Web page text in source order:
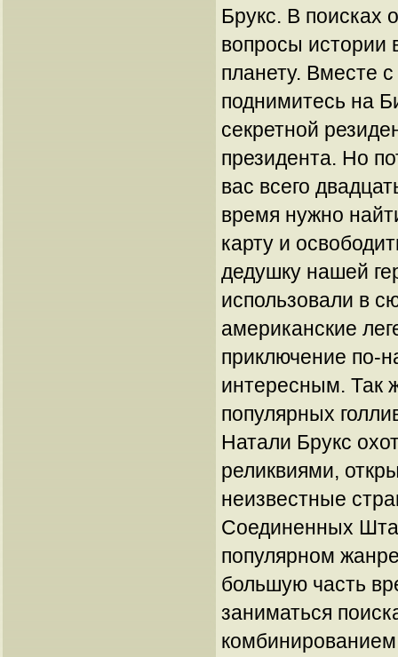
Брукс. В поисках
вопросы истории
планету. Вместе
поднимитесь на
секретной
президента. Но
вас всего
время нужно
карту и
дедушку нашей
использовали в
американские
приключение по-
интересным. Так
популярных
Натали Брукс
реликвиями,
неизвестные
Соединенных
популярном
большую часть
заниматься